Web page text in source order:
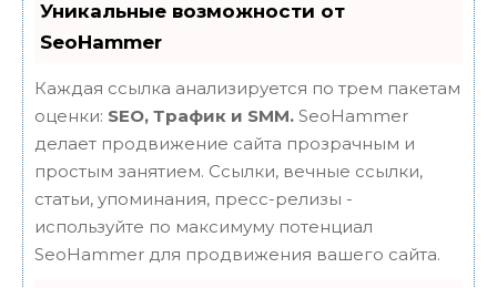
Уникальные возможности от
SeoHammer
Каждая ссылка анализируется по трем пакетам
оценки: SEO, Трафик и SMM. SeoHammer
делает продвижение сайта прозрачным и
простым занятием. Ссылки, вечные ссылки,
статьи, упоминания, пресс-релизы -
используйте по максимуму потенциал
SeoHammer для продвижения вашего сайта.